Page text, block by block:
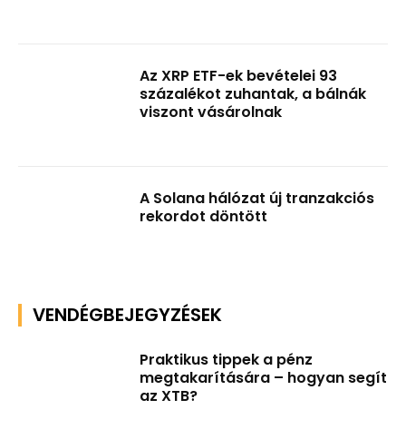
Az XRP ETF-ek bevételei 93
százalékot zuhantak, a bálnák
viszont vásárolnak
A Solana hálózat új tranzakciós
rekordot döntött
VENDÉGBEJEGYZÉSEK
Praktikus tippek a pénz
megtakarítására – hogyan segít
az XTB?